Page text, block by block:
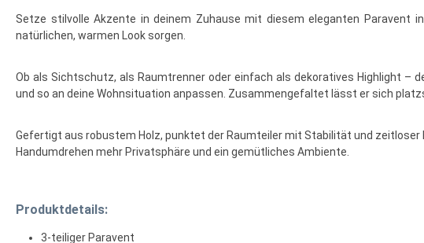
Setze stilvolle Akzente in deinem Zuhause mit diesem eleganten Paravent
natürlichen, warmen Look sorgen.
Ob als Sichtschutz, als Raumtrenner oder einfach als dekoratives Highlight –
und so an deine Wohnsituation anpassen. Zusammengefaltet lässt er sich
Gefertigt aus robustem Holz, punktet der Raumteiler mit Stabilität und
Handumdrehen mehr Privatsphäre und ein gemütliches Ambiente.
Produktdetails:
3-teiliger Paravent